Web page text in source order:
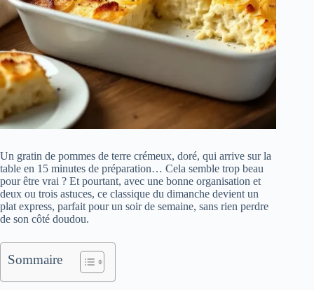
Un gratin de pommes de terre crémeux, doré, qui arrive sur la
table en 15 minutes de préparation… Cela semble trop beau
pour être vrai ? Et pourtant, avec une bonne organisation et
deux ou trois astuces, ce classique du dimanche devient un
plat express, parfait pour un soir de semaine, sans rien perdre
de son côté doudou.
Sommaire